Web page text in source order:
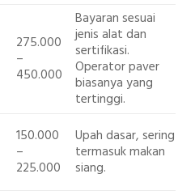
275.000
–
450.000
Bayaran sesuai
jenis alat dan
sertifikasi.
Operator paver
biasanya yang
tertinggi.
150.000
–
225.000
Upah dasar, sering
termasuk makan
siang.